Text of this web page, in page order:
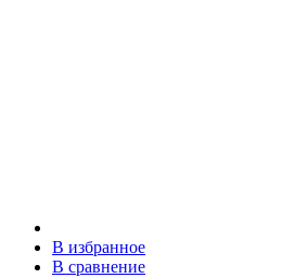
В избранное
В сравнение